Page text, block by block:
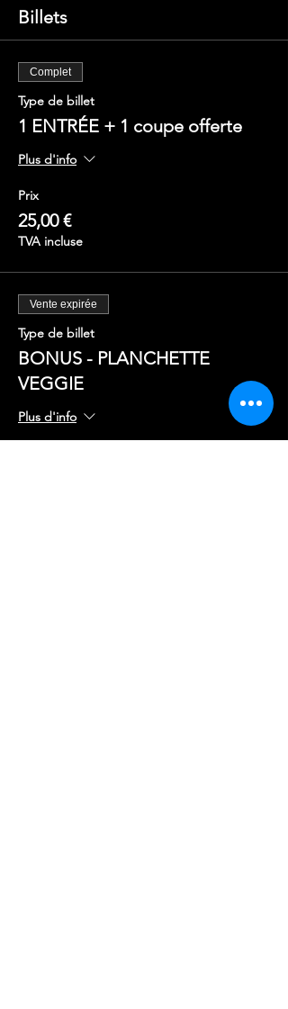
Billets
Complet
Type de billet
1 ENTRÉE + 1 coupe offerte
Plus d'info
Prix
25,00 €
TVA incluse
Vente expirée
Type de billet
BONUS - PLANCHETTE
VEGGIE
Plus d'info